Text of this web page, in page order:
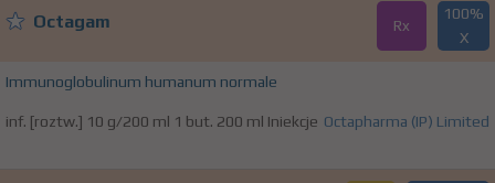
Octagam Rx
100%
X
Immunoglobulinum humanum normale
inf. [roztw.] 10 g/200 ml 1 but. 200 ml Iniekcje Octapharma (IP) Limited